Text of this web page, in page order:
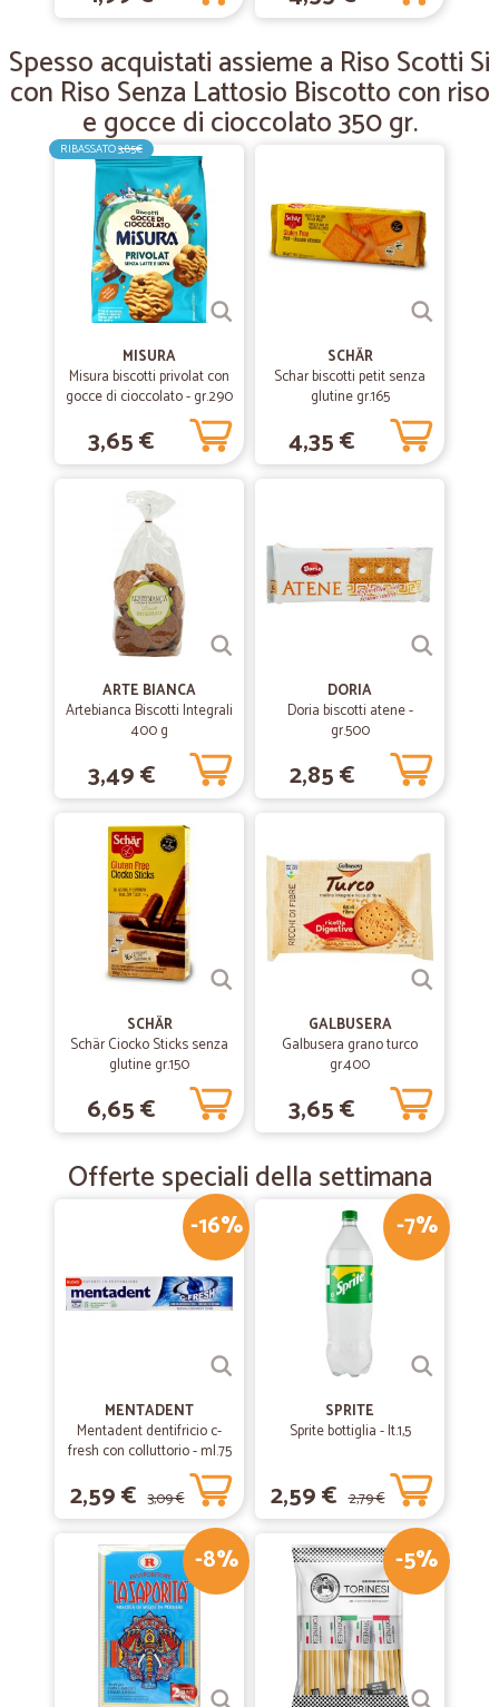
Magda L.
è la prima volta che facio un ordine…
è la prima volta che facio un ordine con Cicalia ma da questa piccola
esperienza penso che sono proprio affidabili.
Spesso acquistati assieme a Riso Scotti Si
con Riso Senza Lattosio Biscotto con riso
e gocce di cioccolato 350 gr.
RIBASSATO3,85€
MISURA
Misura biscotti privolat con
gocce di cioccolato - gr.290
3,65 €
SCHÄR
Schar biscotti petit senza
glutine gr.165
4,35 €
ARTE BIANCA
Artebianca Biscotti Integrali
400 g
3,49 €
DORIA
Doria biscotti atene -
gr.500
2,85 €
SCHÄR
Schär Ciocko Sticks senza
glutine gr.150
6,65 €
GALBUSERA
Galbusera grano turco
gr.400
3,65 €
Offerte speciali della settimana
-16%
MENTADENT
Mentadent dentifricio c-
fresh con colluttorio - ml.75
2,59 € 3,09 €
-7%
SPRITE
Sprite bottiglia - lt.1,5
2,59 € 2,79 €
-8% -5%